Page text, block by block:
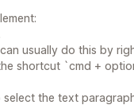
usually do this by
shortcut `cmd +
the text